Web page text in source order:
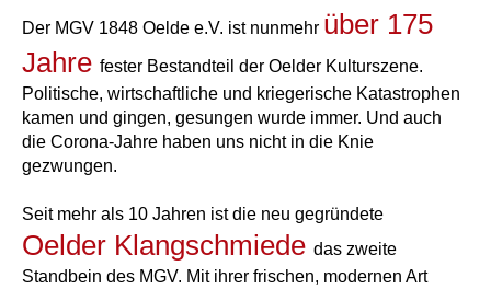
Der MGV 1848 Oelde e.V. ist nunmehr über 175
Jahre fester Bestandteil der Oelder Kulturszene.
Politische, wirtschaftliche und kriegerische Katastrophen
kamen und gingen, gesungen wurde immer. Und auch
die Corona-Jahre haben uns nicht in die Knie
gezwungen.
Seit mehr als 10 Jahren ist die neu gegründete
Oelder Klangschmiede das zweite
Standbein des MGV. Mit ihrer frischen, modernen Art